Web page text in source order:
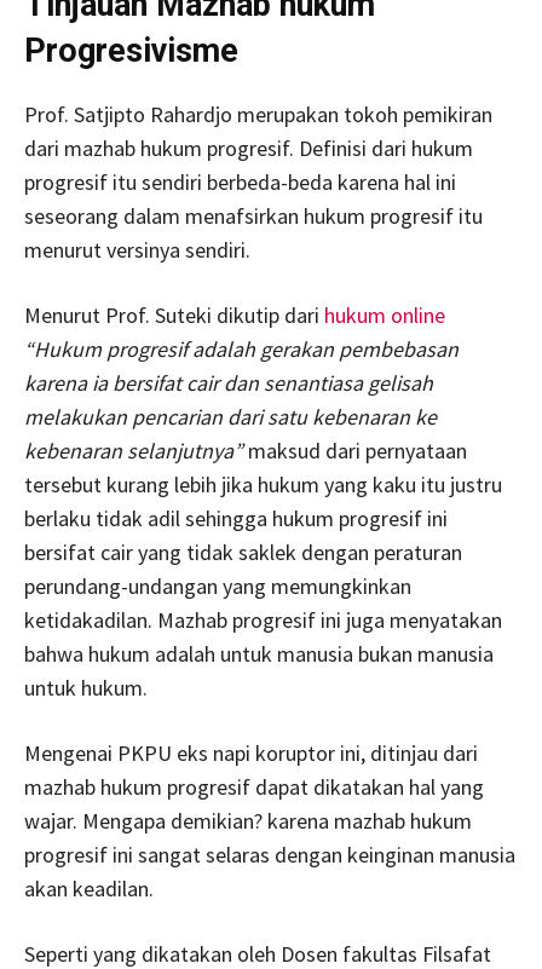
Progresivisme
Prof. Satjipto Rahardjo merupakan tokoh pemikiran
dari mazhab hukum progresif. Definisi dari hukum
progresif itu sendiri berbeda-beda karena hal ini
seseorang dalam menafsirkan hukum progresif itu
menurut versinya sendiri.
Menurut Prof. Suteki dikutip dari hukum online
“Hukum progresif adalah gerakan pembebasan
karena ia bersifat cair dan senantiasa gelisah
melakukan pencarian dari satu kebenaran ke
kebenaran selanjutnya”maksud dari pernyataan
tersebut kurang lebih jika hukum yang kaku itu justru
berlaku tidak adil sehingga hukum progresif ini
bersifat cair yang tidak saklek dengan peraturan
perundang-undangan yang memungkinkan
ketidakadilan. Mazhab progresif ini juga menyatakan
bahwa hukum adalah untuk manusia bukan manusia
untuk hukum.
Mengenai PKPU eks napi koruptor ini, ditinjau dari
mazhab hukum progresif dapat dikatakan hal yang
wajar. Mengapa demikian? karena mazhab hukum
progresif ini sangat selaras dengan keinginan manusia
akan keadilan.
Seperti yang dikatakan oleh Dosen fakultas Filsafat